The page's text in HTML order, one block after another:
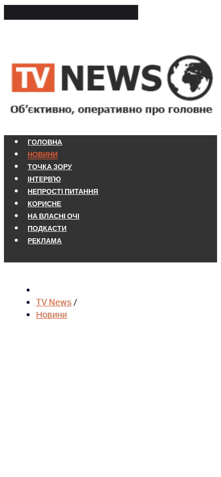
ГОЛОВНА
НОВИНИ
ТОЧКА ЗОРУ
ІНТЕРВ'Ю
НЕПРОСТІ ПИТАННЯ
КОРИСНЕ
НА ВЛАСНІ ОЧІ
ПОДКАСТИ
РЕКЛАМА
TV News/
Новини